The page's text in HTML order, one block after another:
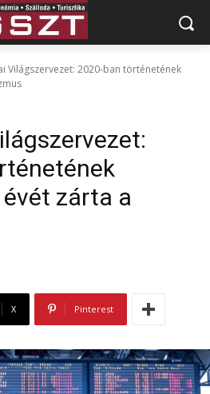
Világszervezet: 2020-ban történetének
zárta a
X Pinterest